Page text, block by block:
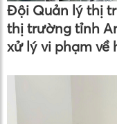
Đội Quản lý thị
thị trường tỉnh
xử lý vi phạm về